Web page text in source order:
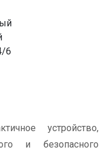
6
устройство,
и безопасного